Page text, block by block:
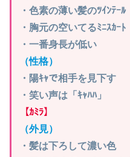
・色素の薄い髪のﾂｲﾝﾃｰﾙ
・胸元の空いてるﾐﾆｽｶｰﾄ
・一番身長が低い
（性格）
・陽ｷｬで相手を見下す
・笑い声は「ｷｬﾊﾊ」
【ｶﾐﾗ】
（外見）
・髪は下ろして濃い色